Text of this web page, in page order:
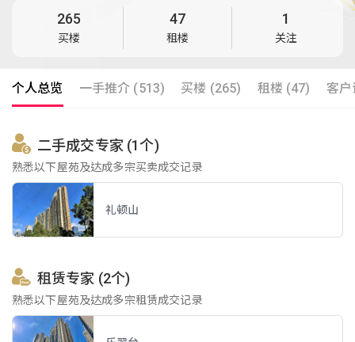
265
买楼
47
租楼
1
关注
个人总览 一手推介 (513) 买楼 (265) 租楼 (47) 客
二手成交专家 (1个)
熟悉以下屋苑及达成多宗买卖成交记录
礼顿山
租赁专家 (2个)
熟悉以下屋苑及达成多宗租赁成交记录